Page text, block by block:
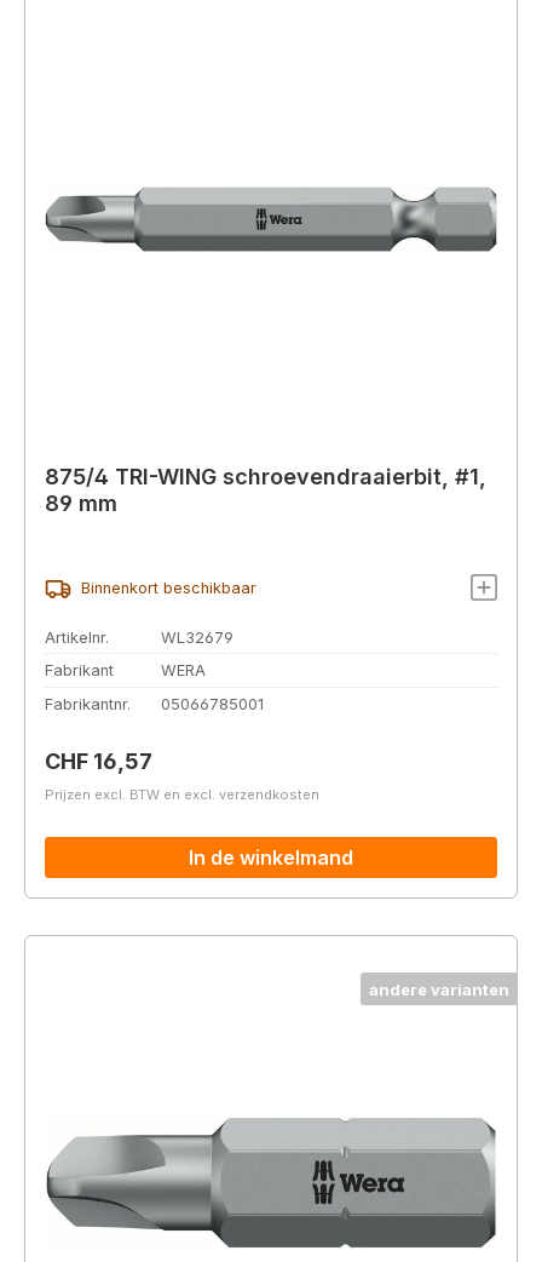
875/4 TRI-WING schroevendraaierbit, #1,
89 mm
Binnenkort beschikbaar
Artikelnr.
WL32679
Fabrikant
WERA
Fabrikantnr.
05066785001
Normale prijs:
CHF 16,57
Prijzen excl. BTW en excl. verzendkosten
In de winkelmand
andere varianten